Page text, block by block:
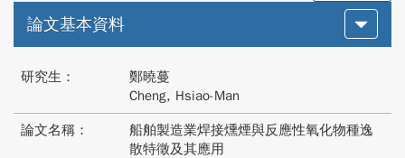
論文基本資料
研究生：
鄭曉蔓
Cheng, Hsiao-Man
論文名稱：
船舶製造業焊接燻煙與反應性氧化物種逸
散特徵及其應用